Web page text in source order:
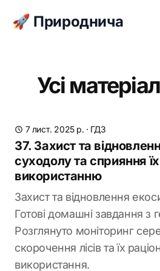
🚀 Природнича
Усі
7 лист. 2025 р. · ГДЗ
37. Захист та
суходолу та сприяння
використанню
Захист та відновлення
Готові домашні завдання з
Розглянуто моніторинг
скорочення лісів та їх
використання.